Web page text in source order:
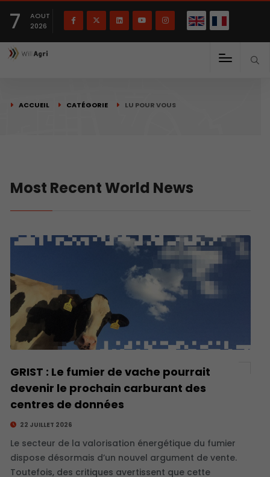
7
AOUT
2026
ACCUEIL CATÉGORIE LU POUR VOUS
Most Recent World News
GRIST : Le fumier de vache pourrait
devenir le prochain carburant des
centres de données
22 JUILLET 2026
Le secteur de la valorisation énergétique du fumier
dispose désormais d’un nouvel argument de vente.
Toutefois, des critiques avertissent que cette
Français English(English)